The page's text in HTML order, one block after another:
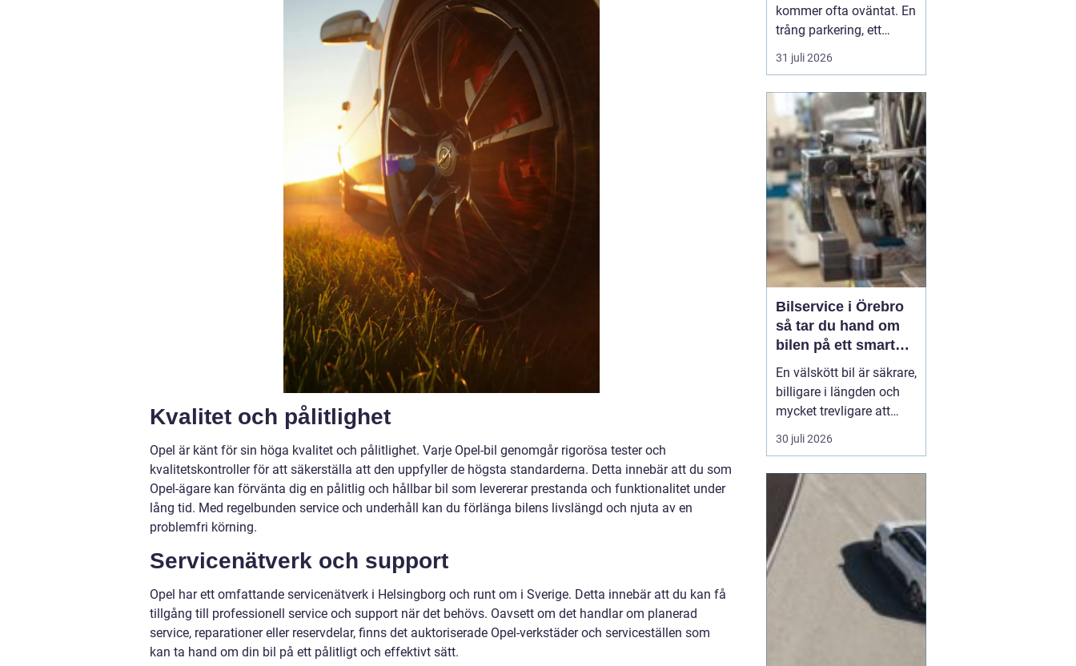
Kvalitet och pålitlighet
Opel är känt för sin höga kvalitet och pålitlighet. Varje Opel-bil genomgår rigorösa tester och
kvalitetskontroller för att säkerställa att den uppfyller de högsta standarderna. Detta innebär att du som
Opel-ägare kan förvänta dig en pålitlig och hållbar bil som levererar prestanda och funktionalitet under
lång tid. Med regelbunden service och underhåll kan du förlänga bilens livslängd och njuta av en
problemfri körning.
Servicenätverk och support
Opel har ett omfattande servicenätverk i Helsingborg och runt om i Sverige. Detta innebär att du kan få
tillgång till professionell service och support när det behövs. Oavsett om det handlar om planerad
service, reparationer eller reservdelar, finns det auktoriserade Opel-verkstäder och serviceställen som
kan ta hand om din bil på ett pålitligt och effektivt sätt.
kommer ofta oväntat. En
trång parkering, ett
dörruppslag utanför
mataffären eller ett
Många blir osäkra direkt:
ska man anmäla till
försäkringen, åka till en
plåtverkstad eller går det
att fixa snabbt och smi...
31 juli 2026
Bilservice i Örebro
så tar du hand om
bilen på ett smart
sätt
En välskött bil är säkrare,
billigare i längden och
mycket trevligare att
köra. Trots det väntar
många bilägare i Örebro
och reparationer. I den
här artikeln får du en
enkel genomgång av
hu...
30 juli 2026